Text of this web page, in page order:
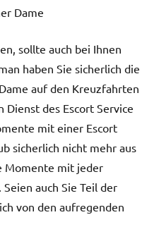
Dame
sollte auch bei Ihnen
haben Sie sicherlich die
auf den Kreuzfahrten
des Escort Service
mit einer Escort
sicherlich nicht mehr aus
Momente mit jeder
auch Sie Teil der
von den aufregenden